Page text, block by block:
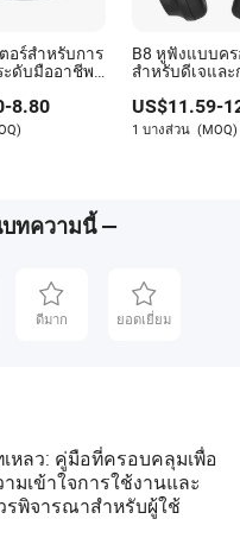
อร์สำหรับการ
ะดับมืออาชีพ
บครอบหู
ลิตเพลง
-8.80
B8 หูฟังแบบค
สำหรับดีเจแล
US$11.59-
1 บางส่วน (MOQ)
ทความนี้ —
ดีมาก ยอดเยี่ยม
หลว: คู่มือที่ครอบคลุมเพื่อ
มเข้าใจการใช้งานและ
รพิจารณาสำหรับผู้ใช้